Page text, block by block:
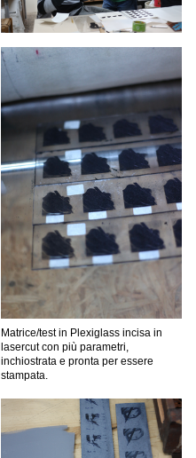
Matrice/test in Plexiglass incisa in
lasercut con più parametri,
inchiostrata e pronta per essere
stampata.